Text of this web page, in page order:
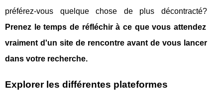
préférez-vous quelque chose de plus décontracté?
Prenez le temps de réfléchir à ce que vous attendez
vraiment d'un site de rencontre avant de vous lancer
dans votre recherche.
Explorer les différentes plateformes